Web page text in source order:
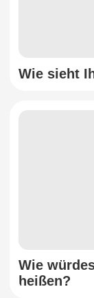
Wie sieht
Wie
heißen?